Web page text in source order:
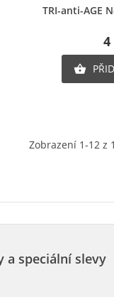
TRI-anti-AGE
4

Zobrazení 1-12 z
a speciální slevy